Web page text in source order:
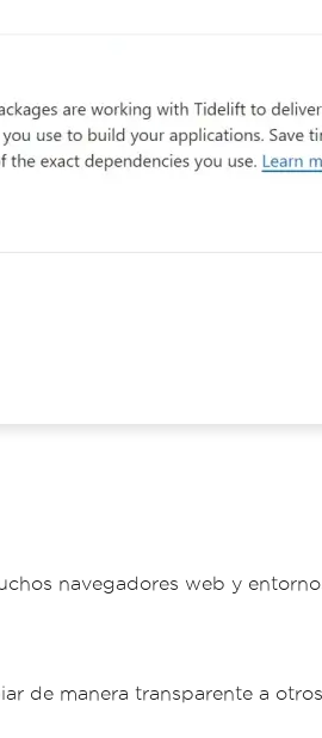
navegadores web y
de manera transparente a